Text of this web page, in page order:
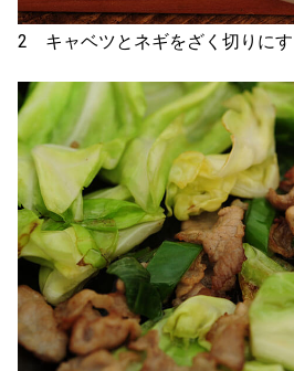
2 キャベツとネギをざく切りにす